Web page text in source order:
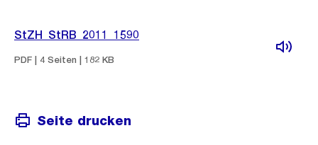
StZH_StRB_2011_1590
PDF | 4 Seiten | 182 KB
Seite drucken